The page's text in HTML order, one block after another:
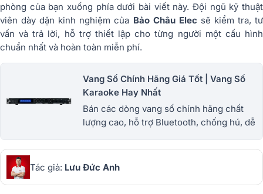
phòng của bạn xuống phía dưới bài viết này. Đội ngũ kỹ thuật
viên dày dặn kinh nghiệm của Bảo Châu Elec sẽ kiểm tra, tư
vấn và trả lời, hỗ trợ thiết lập cho từng người một cấu hình
chuẩn nhất và hoàn toàn miễn phí.
Vang Số Chính Hãng Giá Tốt | Vang Số
Karaoke Hay Nhất
Bán các dòng vang số chính hãng chất
lượng cao, hỗ trợ Bluetooth, chống hú, dễ
tín. Mua ngay tại Bảo Châu Elec!
Tác giả: Lưu Đức Anh